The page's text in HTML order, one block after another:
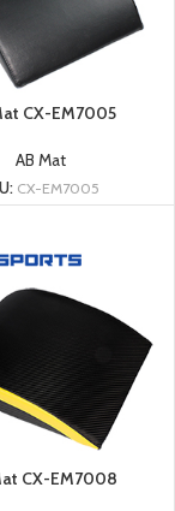
CX-EM7005
AB Mat
CX-EM7005
CX-EM7008